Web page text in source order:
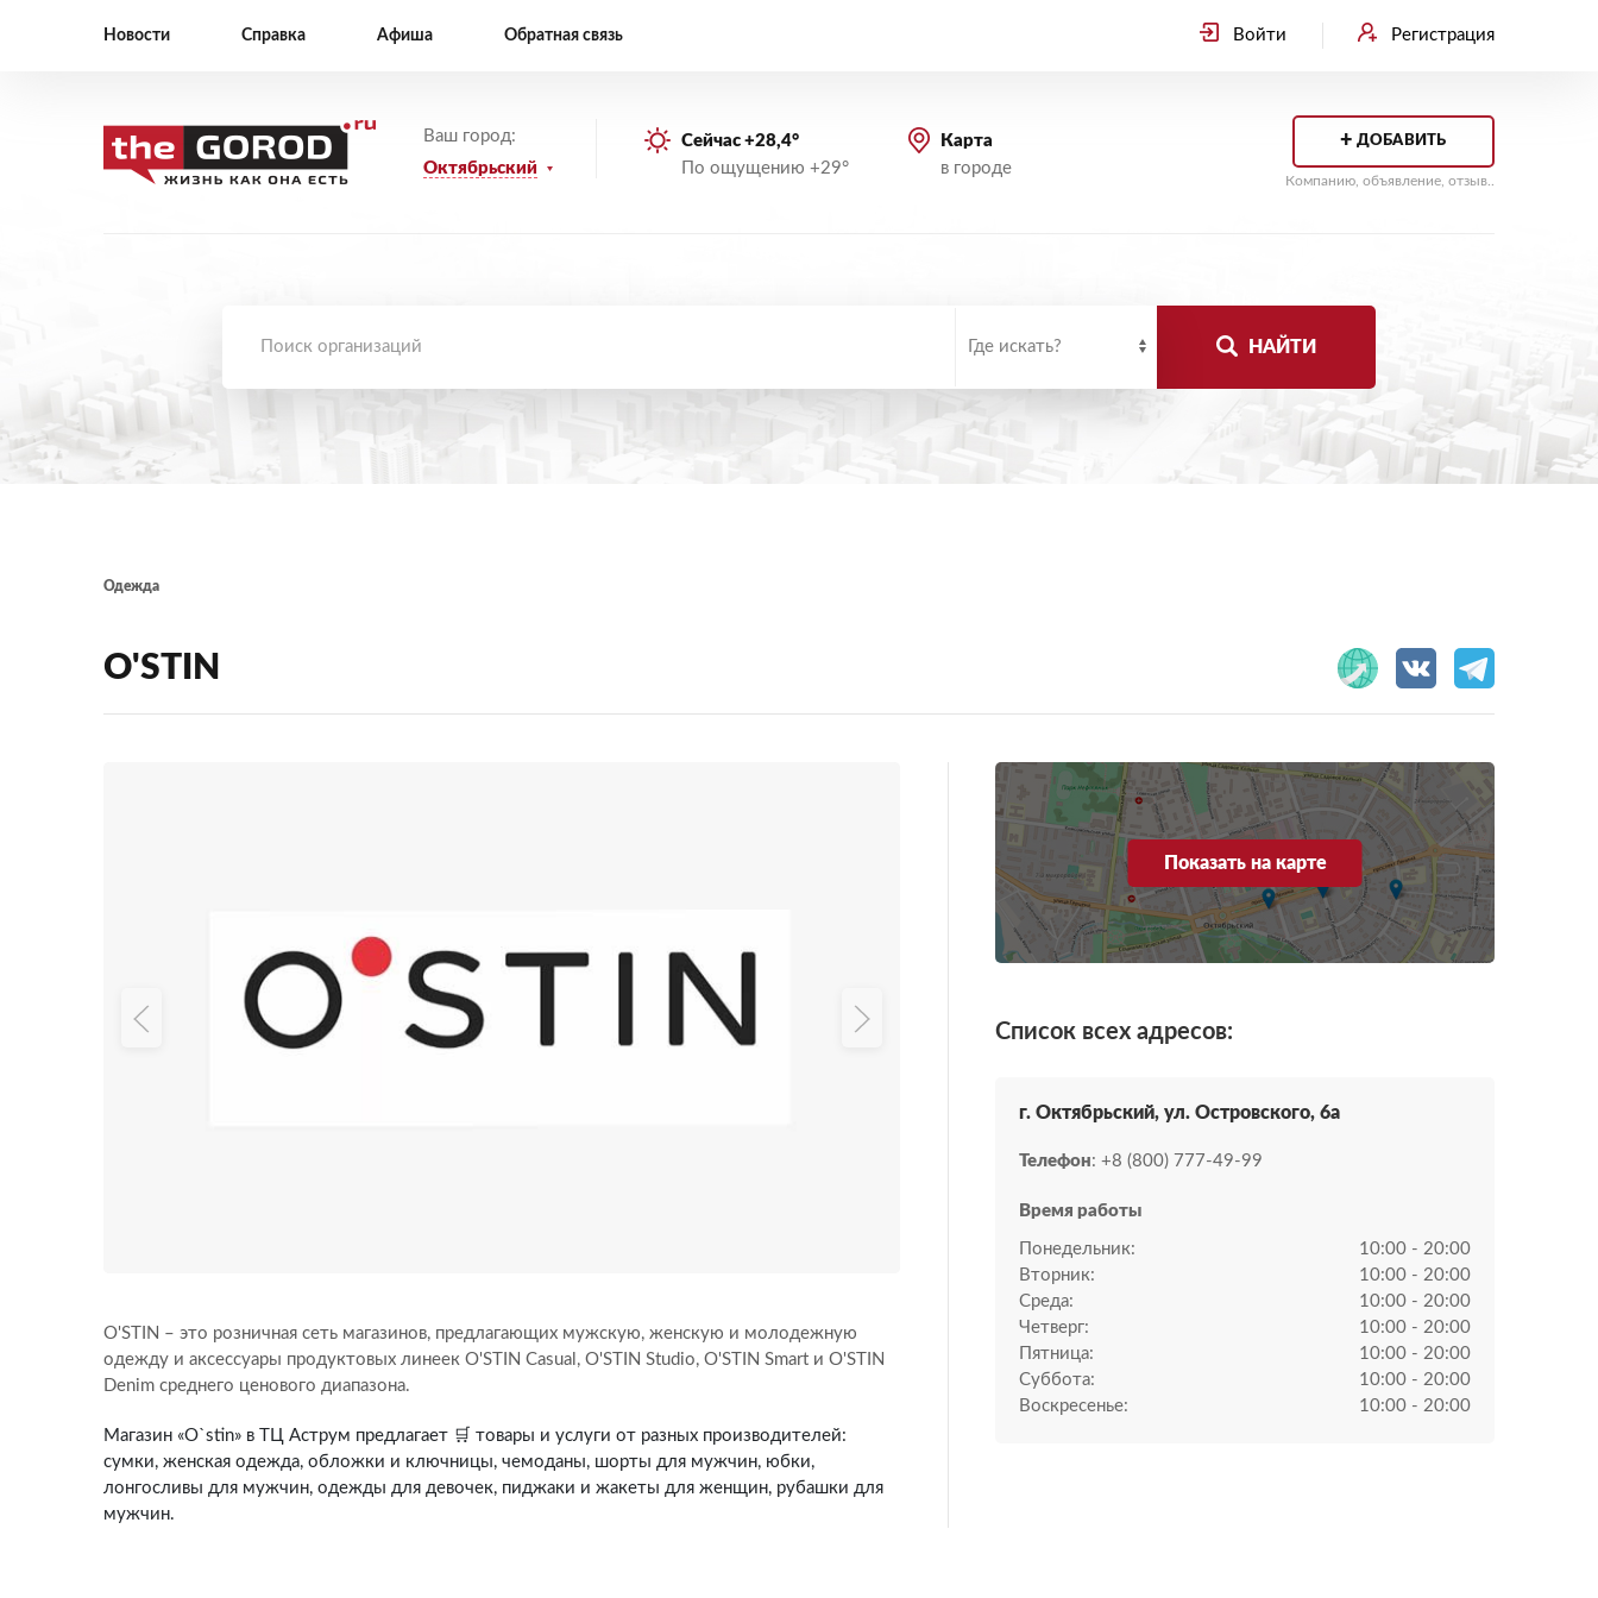
Новости Справка Афиша Обратная связь Войти Регистрация
Ваш город:
Октябрьский
Сейчас +28,4°
По ощущению +29°
Карта
в городе
+ ДОБАВИТЬ
Компанию, объявление, отзыв..
НАЙТИ
Одежда
O'STIN
O'STIN – это розничная сеть магазинов, предлагающих мужскую, женскую и молодежную
одежду и аксессуары продуктовых линеек O'STIN Casual, O'STIN Studio, O'STIN Smart и O'STIN
Denim среднего ценового диапазона.
Магазин «O`stin» в ТЦ Аструм предлагает 🛒 товары и услуги от разных производителей:
сумки, женская одежда, обложки и ключницы, чемоданы, шорты для мужчин, юбки,
лонгосливы для мужчин, одежды для девочек, пиджаки и жакеты для женщин, рубашки для
мужчин.
Показать на карте
Список всех адресов:
г. Октябрьский, ул. Островского, 6а
Телефон: +8 (800) 777-49-99
Время работы
Понедельник:
10:00 - 20:00
Вторник:
10:00 - 20:00
Среда:
10:00 - 20:00
Четверг:
10:00 - 20:00
Пятница:
10:00 - 20:00
Суббота:
10:00 - 20:00
Воскресенье:
10:00 - 20:00